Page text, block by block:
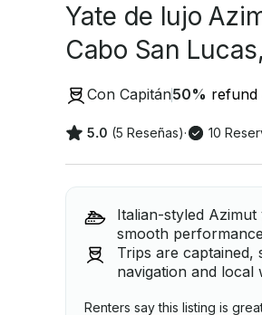
Yate de lujo
Cabo San
Con Capitán50% refund
5.0 (5 Reseñas)· 10
Italian-styled
smooth
Trips are captained,
navigation and
Renters say this listing is